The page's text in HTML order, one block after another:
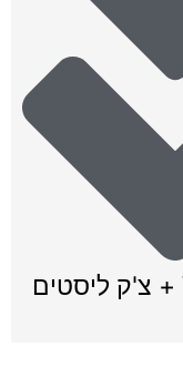
הסכמים בקבצי WORD + צ'ק ליסטים